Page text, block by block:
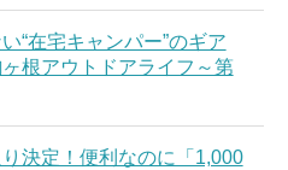
“在宅キャンパー”のギア
根アウトドアライフ～第
決定！便利なのに「1,000